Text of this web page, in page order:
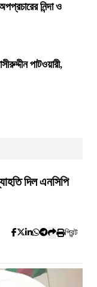
নিন্দা ও
পাটওয়ারী,
দিল এনসিপি
প্রিন্ট